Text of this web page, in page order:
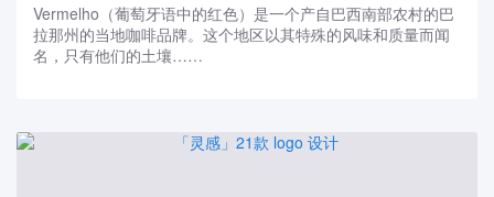
Vermelho（葡萄牙语中的红色）是一个产自巴西南部农村的巴
拉那州的当地咖啡品牌。这个地区以其特殊的风味和质量而闻
名，只有他们的土壤……